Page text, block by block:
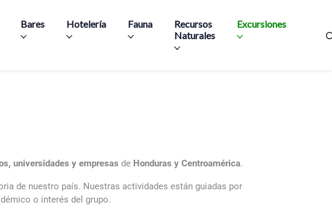
Bares Hotelería Fauna
Recursos
Naturales
Excursiones
universidades y empresas de Honduras y Centroamérica.
de nuestro país. Nuestras actividades están guiadas por
o interés del grupo.